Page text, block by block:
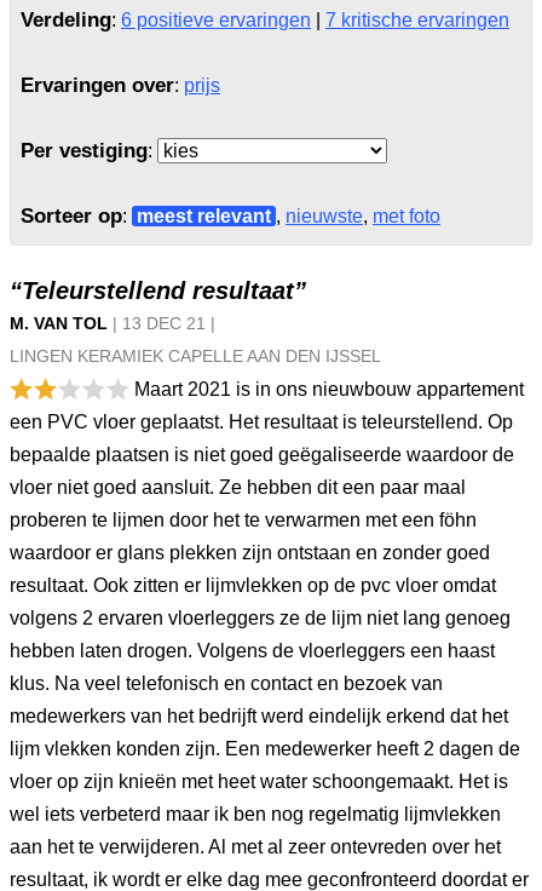
Verdeling: 6 positieve ervaringen 7 kritische ervaringen
Ervaringen over: prijs
Per vestiging:
Sorteer op: meest relevant , nieuwste, met foto
“Teleurstellend resultaat”
M. VAN TOL | 13 DEC 21 |
LINGEN KERAMIEK CAPELLE AAN DEN IJSSEL
Maart 2021 is in ons nieuwbouw appartement
een PVC vloer geplaatst. Het resultaat is teleurstellend. Op
bepaalde plaatsen is niet goed geëgaliseerde waardoor de
vloer niet goed aansluit. Ze hebben dit een paar maal
proberen te lijmen door het te verwarmen met een föhn
waardoor er glans plekken zijn ontstaan en zonder goed
resultaat. Ook zitten er lijmvlekken op de pvc vloer omdat
volgens 2 ervaren vloerleggers ze de lijm niet lang genoeg
hebben laten drogen. Volgens de vloerleggers een haast
klus. Na veel telefonisch en contact en bezoek van
medewerkers van het bedrijft werd eindelijk erkend dat het
lijm vlekken konden zijn. Een medewerker heeft 2 dagen de
vloer op zijn knieën met heet water schoongemaakt. Het is
wel iets verbeterd maar ik ben nog regelmatig lijmvlekken
aan het te verwijderen. Al met al zeer ontevreden over het
resultaat, ik wordt er elke dag mee geconfronteerd doordat er